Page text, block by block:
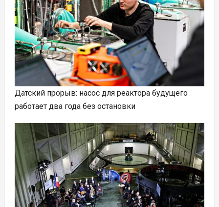
Датский прорыв: насос для реактора будущего
работает два года без остановки